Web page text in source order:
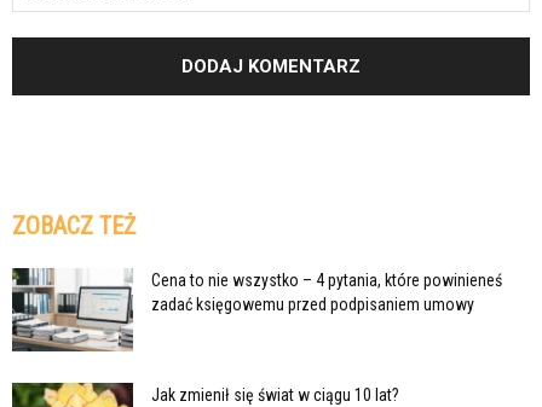
ZOBACZ TEŻ
Cena to nie wszystko – 4 pytania, które powinieneś
zadać księgowemu przed podpisaniem umowy
Jak zmienił się świat w ciągu 10 lat?